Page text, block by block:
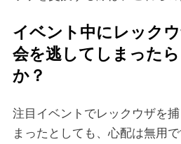
イベント中にレック
会を逃してしまった
か？
注目イベントでレックウザを
まったとしても、心配は無用